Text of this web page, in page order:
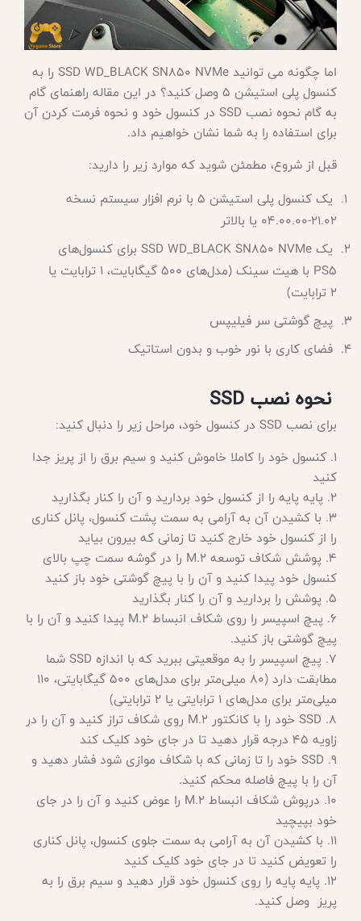
اما چگونه می توانید
SSD WD_BLACK SN850 NVMe را به
کنسول پلی استیشن 5 وصل کنید؟ در این مقاله راهنمای گام
به گام نحوه نصب SSD در کنسول خود و نحوه فرمت کردن آن
برای استفاده را به شما نشان خواهیم داد.
قبل از شروع، مطمئن شوید که موارد زیر را دارید:
یک کنسول پلی استیشن 5 با نرم افزار سیستم نسخه
21.02-04.00.00 یا بالاتر
یک SSD WD_BLACK SN850 NVMe برای کنسول‌های
PS5 با هیت سینک (مدل‌های 500 گیگابایت، 1 ترابایت یا
2 ترابایت)
پیچ گوشتی سر فیلیپس
فضای کاری با نور خوب و بدون استاتیک
نحوه نصب SSD
برای نصب
1. کنسول خود را کاملا خاموش کنید و سیم برق را از پریز جدا
کنید
2. پایه پایه را از کنسول خود بردارید و آن را کنار بگذارید
3. با کشیدن آن به آرامی به سمت پشت کنسول، پانل کناری
را از کنسول خود خارج کنید تا زمانی که بیرون بیاید
4. پوشش شکاف توسعه M.2 را در گوشه سمت چپ بالای
کنسول خود پیدا کنید و آن را با پیچ گوشتی خود باز کنید
5. پوشش را بردارید و آن را کنار بگذارید
6. پیچ اسپیسر را روی شکاف انبساط M.2 پیدا کنید و آن را با
پیچ گوشتی باز کنید.
7. پیچ اسپیسر را به موقعیتی ببرید که با اندازه SSD شما
مطابقت دارد (80 میلی‌متر برای مدل‌های 500 گیگابایتی، 110
میلی‌متر برای مدل‌های 1 ترابایتی یا 2 ترابایتی)
8. SSD خود را با کانکتور M.2 روی شکاف تراز کنید و آن را در
زاویه 45 درجه قرار دهید تا در جای خود کلیک کند
9. SSD خود را تا زمانی که با شکاف موازی شود فشار دهید و
آن را با پیچ فاصله محکم کنید.
10. درپوش شکاف انبساط M.2 را عوض کنید و آن را در جای
خود بپیچید
11. با کشیدن آن به آرامی به سمت جلوی کنسول، پانل کناری
را تعویض کنید تا در جای خود کلیک کنید
12. پایه پایه را روی کنسول خود قرار دهید و سیم برق را به
پریز وصل کنید.